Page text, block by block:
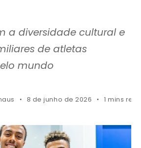
a diversidade cultural e
de atletas
mundo
8 de junho de 2026 1 mins